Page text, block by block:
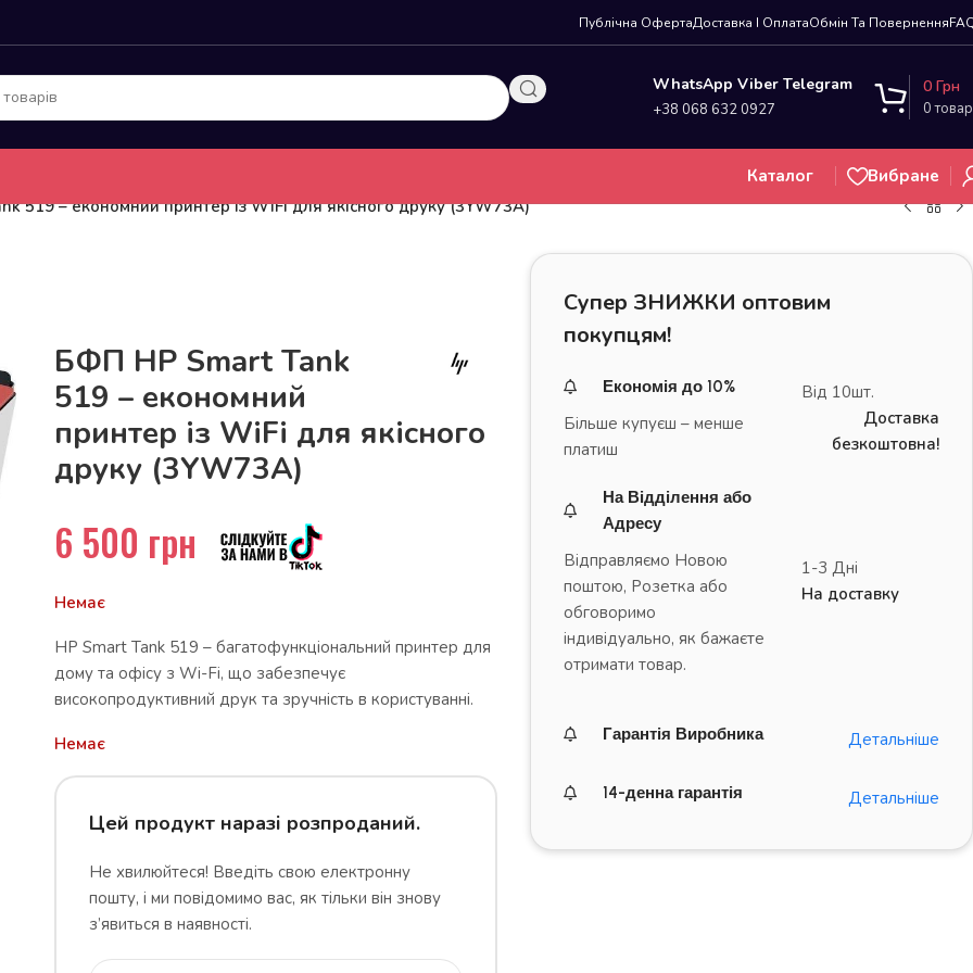
Публічна ОфертаДоставка І ОплатаОбмін Та Повернення
WhatsApp Viber Telegram
+38 068 632 0927 0
0 Грн
Каталог
Вибране
519 – економний принтер із WiFi для якісного друку (3YW73A)
БФП HP Smart Tank
519 – економний
принтер із WiFi для якісного
друку (3YW73A)
6 500 грн
Немає
HP Smart Tank 519 – багатофункціональний принтер для
дому та офісу з Wi-Fi, що забезпечує
високопродуктивний друк та зручність в користуванні.
Немає
Цей продукт наразі розпроданий.
Не хвилюйтеся! Введіть свою електронну
пошту, і ми повідомимо вас, як тільки він знову
з’явиться в наявності.
Супер ЗНИЖКИ оптовим
покупцям!
Економія до 10%
Більше купуєш – менше
платиш
Від 10шт.
Доставка
безкоштовна!
На Відділення або
Адресу
Відправляємо Новою
поштою, Розетка або
обговоримо
індивідуально, як бажаєте
отримати товар.
1-3 Дні
На доставку
Гарантія Виробника Детальніше
14-денна гарантія Детальніше